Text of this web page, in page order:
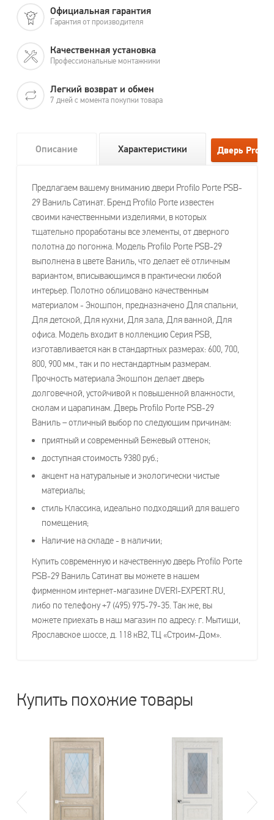
Официальная гарантия
Гарантия от производителя
Качественная установка
Профессиональные монтажники
Легкий возврат и обмен
7 дней с момента покупки товара
Описание Характеристики
Предлагаем вашему вниманию двери Profilo Porte PSB-
29 Ваниль Сатинат. Бренд Profilo Porte известен
своими качественными изделиями, в которых
тщательно проработаны все элементы, от дверного
полотна до погонжа. Модель Profilo Porte PSB-29
выполнена в цвете Ваниль, что делает её отличным
вариантом, вписывающимся в практически любой
интерьер. Полотно облицовано качественным
материалом - Экошпон, предназначено Для спальни,
Для детской, Для кухни, Для зала, Для ванной, Для
офиса. Модель входит в коллекцию Серия PSB,
изготавливается как в стандартных размерах: 600, 700,
800, 900 мм., так и по нестандартным размерам.
Прочность материала Экошпон делает дверь
долговечной, устойчивой к повышенной влажности,
сколам и царапинам. Дверь Profilo Porte PSB-29
Ваниль – отличный выбор по следующим причинам:
приятный и современный Бежевый оттенок;
доступная стоимость 9380 руб.;
акцент на натуральные и экологически чистые
материалы;
стиль Классика, идеально подходящий для вашего
помещения;
Наличие на складе - в наличии;
Купить современную и качественную дверь Profilo Porte
PSB-29 Ваниль Сатинат вы можете в нашем
фирменном интернет-магазине DVERI-EXPERT.RU,
либо по телефону +7 (495) 975-79-35. Так же, вы
можете приехать в наш магазин по адресу: г. Мытищи,
Ярославское шоссе, д. 118 кВ2, ТЦ «Строим-Дом».
Купить похожие товары